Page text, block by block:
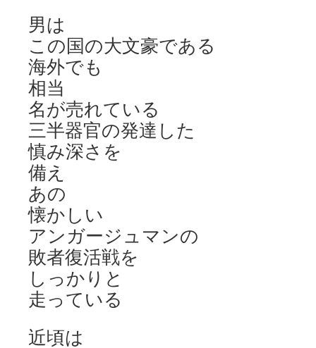
男は
この国の大文豪である
海外でも
相当
名が売れている
三半器官の発達した
慎み深さを
備え
あの
懐かしい
アンガージュマンの
敗者復活戦を
しっかりと
走っている
近頃は